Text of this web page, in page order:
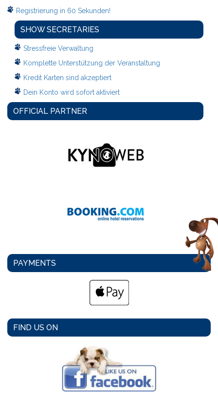
Registrierung in 60 Sekunden!
SHOW SECRETARIES
Stressfreie Verwaltung
Komplette Unterstützung der Veranstaltung
Kredit Karten sind akzeptiert
Dein Konto wird sofort aktiviert
OFFICIAL PARTNER
PAYMENTS
FIND US ON